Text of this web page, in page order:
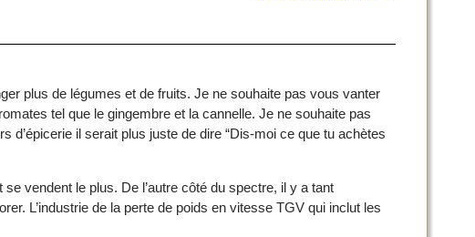
plus de légumes et de fruits. Je ne souhaite pas vous vanter
tel que le gingembre et la cannelle. Je ne souhaite pas
d’épicerie il serait plus juste de dire “Dis-moi ce que tu achètes
vendent le plus. De l’autre côté du spectre, il y a tant
L’industrie de la perte de poids en vitesse TGV qui inclut les